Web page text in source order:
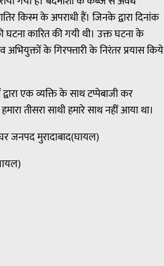
किस्म के अपराधी हैं। जिनके द्वारा दिनांक
कारित की गयी थी। उक्त घटना के
के गिरफ्तारी के निरंतर प्रयास किये
एक व्यक्ति के साथ टप्पेबाजी कर
तीसरा साथी हमारे साथ नहीं आया था।
जनपद मुरादाबाद(घायल)